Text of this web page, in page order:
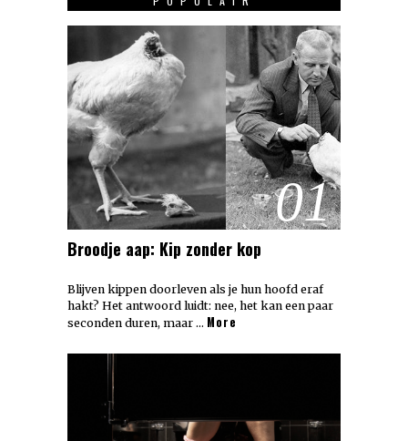
01
Broodje aap: Kip zonder kop
Blijven kippen doorleven als je hun hoofd eraf
hakt? Het antwoord luidt: nee, het kan een paar
seconden duren, maar … More